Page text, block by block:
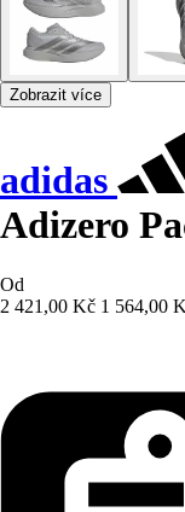
Zobrazit více
adidas
Adizero
Od
2 421,00 Kč 1 564,00